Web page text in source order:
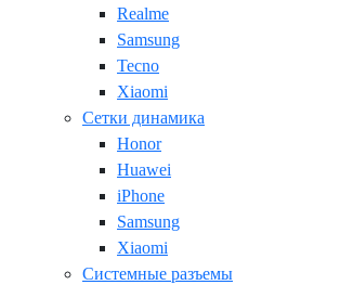
Realme
Samsung
Tecno
Xiaomi
Сетки динамика
Honor
Huawei
iPhone
Samsung
Xiaomi
Системные разъемы